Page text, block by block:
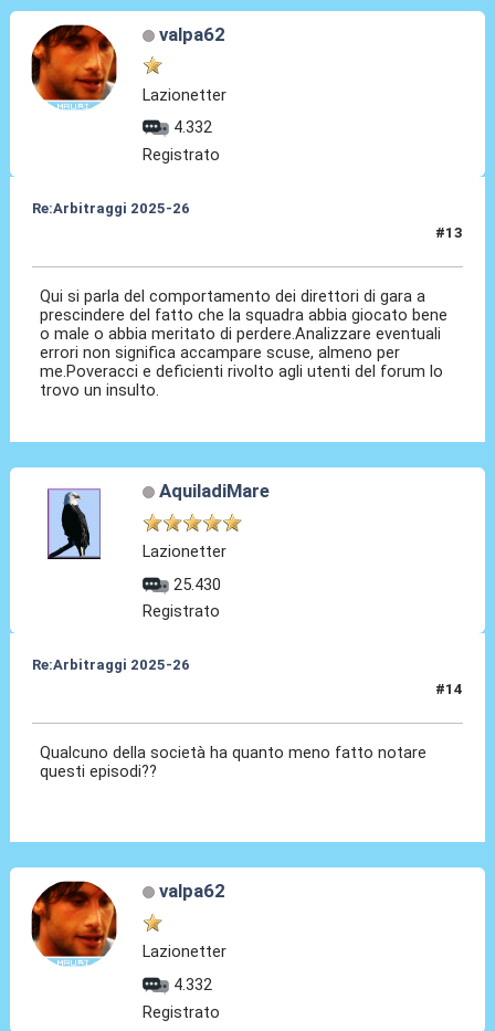
valpa62
Lazionetter
4.332
Registrato
Re:Arbitraggi 2025-26
#13
Qui si parla del comportamento dei direttori di gara a
prescindere del fatto che la squadra abbia giocato bene
o male o abbia meritato di perdere.Analizzare eventuali
errori non significa accampare scuse, almeno per
me.Poveracci e deficienti rivolto agli utenti del forum lo
trovo un insulto.
AquiladiMare
Lazionetter
25.430
Registrato
Re:Arbitraggi 2025-26
#14
Qualcuno della società ha quanto meno fatto notare
questi episodi??
valpa62
Lazionetter
4.332
Registrato